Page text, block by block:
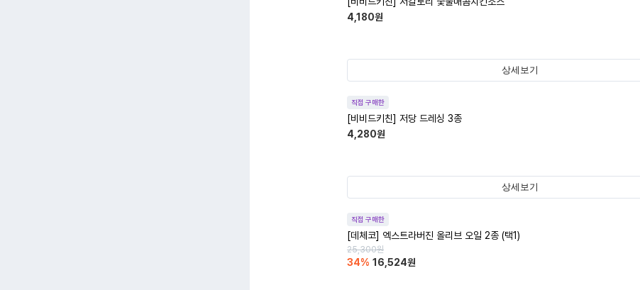
4,180원
상세보기
직접 구매한
[비비드키친] 저당 드레싱 3종
4,280원
상세보기
직접 구매한
[데체코] 엑스트라버진 올리브 오일 2종 (택1)
25,300원
34% 16,524원